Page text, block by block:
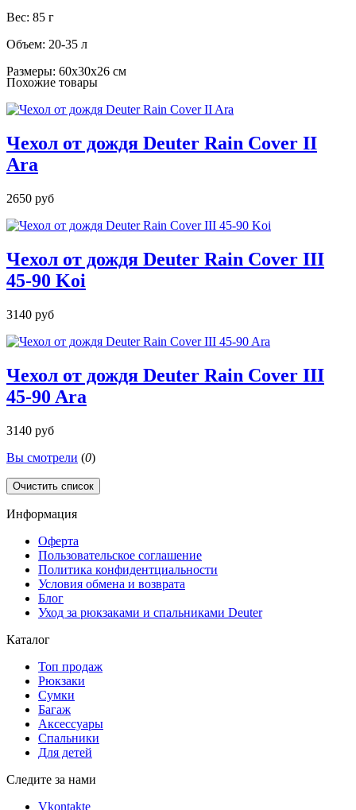
Вес: 85 г
Объем: 20-35 л
Размеры: 60х30х26 см
Похожие товары
Чехол от дождя Deuter Rain Cover II
Ara
2650 руб
Чехол от дождя Deuter Rain Cover III
45-90 Koi
3140 руб
Чехол от дождя Deuter Rain Cover III
45-90 Ara
3140 руб
Вы смотрели (0)
Очистить список
Информация
Оферта
Пользовательское соглашение
Политика конфидентциальности
Условия обмена и возврата
Блог
Уход за рюкзаками и спальниками Deuter
Каталог
Топ продаж
Рюкзаки
Сумки
Багаж
Аксессуары
Спальники
Для детей
Следите за нами
Vkontakte